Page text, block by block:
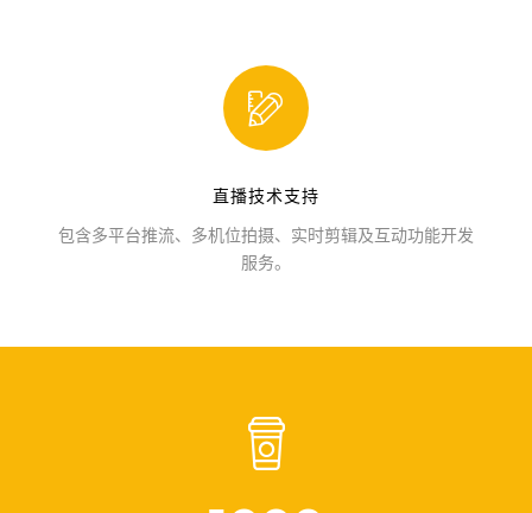
直播技术支持
包含多平台推流、多机位拍摄、实时剪辑及互动功能开发
服务。